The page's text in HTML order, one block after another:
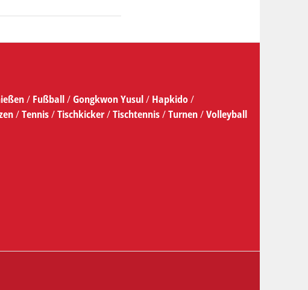
/ Fußball/Gongkwon Yusul/ Hapkido/
/Tennis/Tischkicker/Tischtennis/Turnen/Volleyball